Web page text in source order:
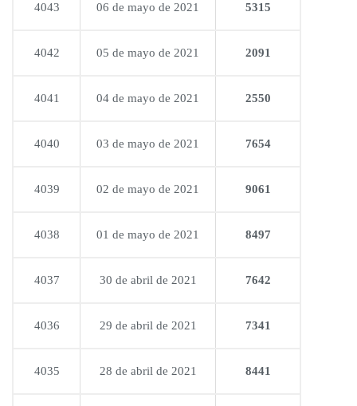
4043 06 de mayo de 2021 5315
4042 05 de mayo de 2021 2091
4041 04 de mayo de 2021 2550
4040 03 de mayo de 2021 7654
4039 02 de mayo de 2021 9061
4038 01 de mayo de 2021 8497
4037 30 de abril de 2021 7642
4036 29 de abril de 2021 7341
4035 28 de abril de 2021 8441